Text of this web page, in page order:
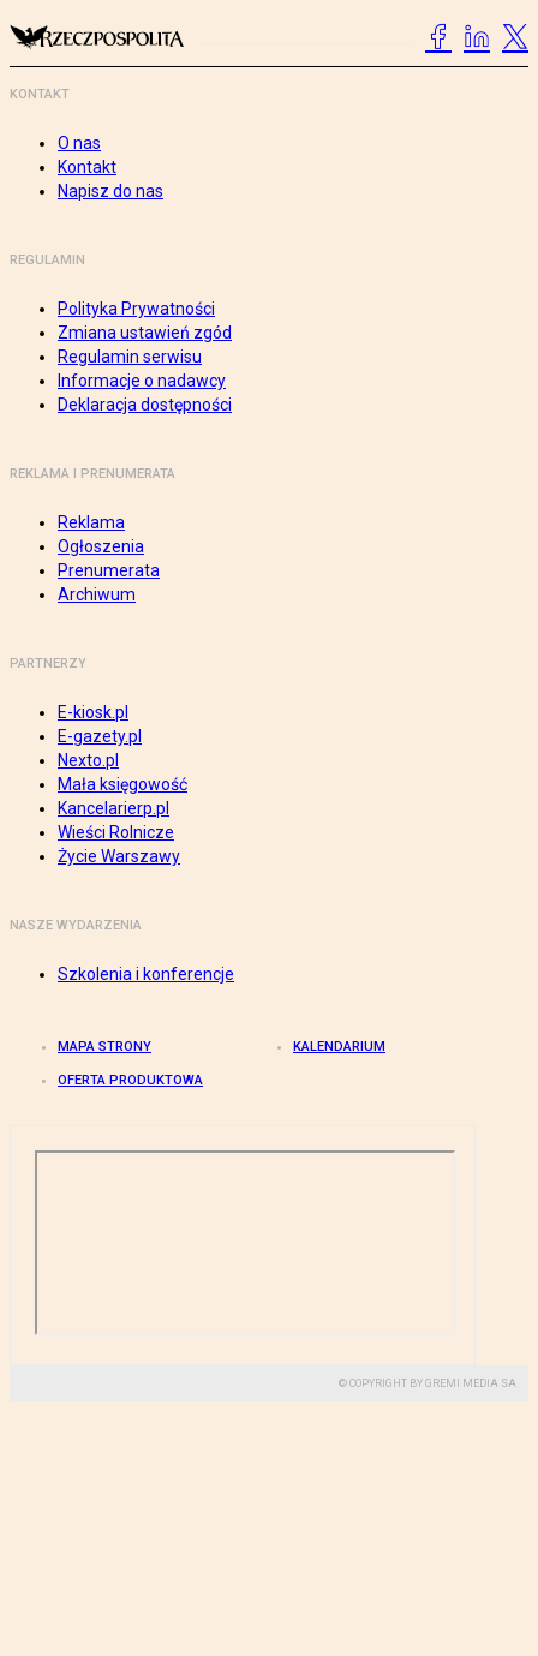
KONTAKT
O nas
Kontakt
Napisz do nas
REGULAMIN
Polityka Prywatności
Zmiana ustawień zgód
Regulamin serwisu
Informacje o nadawcy
Deklaracja dostępności
REKLAMA I PRENUMERATA
Reklama
Ogłoszenia
Prenumerata
Archiwum
PARTNERZY
E-kiosk.pl
E-gazety.pl
Nexto.pl
Mała księgowość
Kancelarierp.pl
Wieści Rolnicze
Życie Warszawy
NASZE WYDARZENIA
Szkolenia i konferencje
MAPA STRONY KALENDARIUM
OFERTA PRODUKTOWA
© COPYRIGHT BY GREMI MEDIA SA